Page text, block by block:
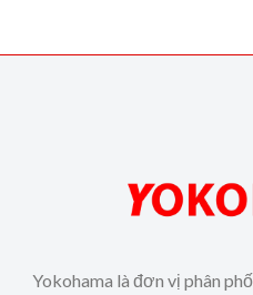
Yokohama là đơn vị phân